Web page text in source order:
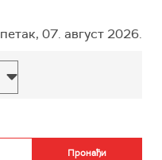
петак, 07. август 2026.